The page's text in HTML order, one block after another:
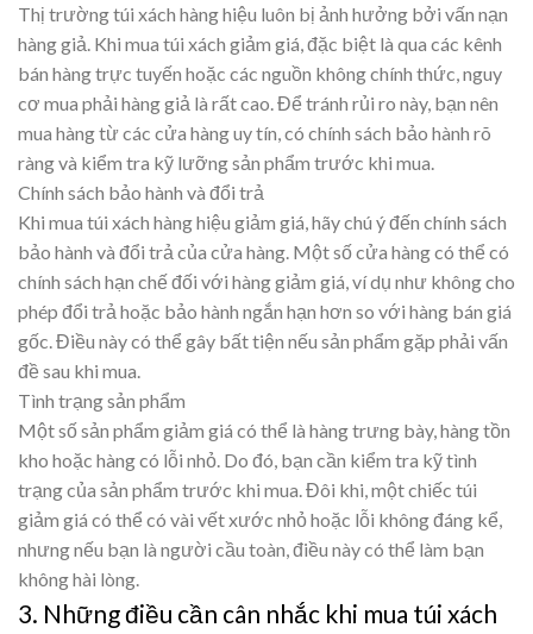
Thị trường túi xách hàng hiệu luôn bị ảnh hưởng bởi vấn nạn
hàng giả. Khi mua túi xách giảm giá, đặc biệt là qua các kênh
bán hàng trực tuyến hoặc các nguồn không chính thức, nguy
cơ mua phải hàng giả là rất cao. Để tránh rủi ro này, bạn nên
mua hàng từ các cửa hàng uy tín, có chính sách bảo hành rõ
ràng và kiểm tra kỹ lưỡng sản phẩm trước khi mua.
Chính sách bảo hành và đổi trả
Khi mua túi xách hàng hiệu giảm giá, hãy chú ý đến chính sách
bảo hành và đổi trả của cửa hàng. Một số cửa hàng có thể có
chính sách hạn chế đối với hàng giảm giá, ví dụ như không cho
phép đổi trả hoặc bảo hành ngắn hạn hơn so với hàng bán giá
gốc. Điều này có thể gây bất tiện nếu sản phẩm gặp phải vấn
đề sau khi mua.
Tình trạng sản phẩm
Một số sản phẩm giảm giá có thể là hàng trưng bày, hàng tồn
kho hoặc hàng có lỗi nhỏ. Do đó, bạn cần kiểm tra kỹ tình
trạng của sản phẩm trước khi mua. Đôi khi, một chiếc túi
giảm giá có thể có vài vết xước nhỏ hoặc lỗi không đáng kể,
nhưng nếu bạn là người cầu toàn, điều này có thể làm bạn
không hài lòng.
3. Những điều cần cân nhắc khi mua túi xách